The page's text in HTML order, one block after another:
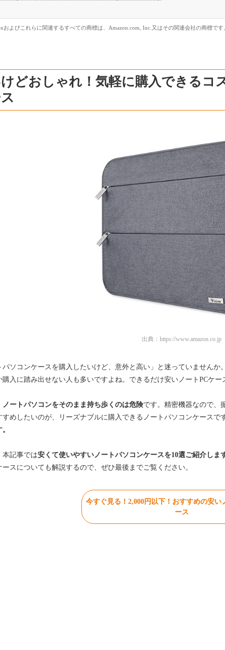
およびこれらに関連するすべての商標は、Amazon.com, Inc.又はその関連会社の商標です
どおしゃれ！気軽に購入できるコ
出典： https://www.amazon.co.jp
パソコンケースを購入したいけど、意外と高い」と迷っていません
購入に踏み出せない人も多いですよね。できるだけ安いノートPCケ
ノートパソコンをそのまま持ち歩くのは危険です。精密機器なので、
すめしたいのが、リーズナブルに購入できるノートパソコンケースで
本記事では安くて使いやすいノートパソコンケースを10選ご紹介しま
ースについても解説するので、ぜひ最後までご覧ください。
今すぐ見る！2,000円以下！おすすめの安い
ース